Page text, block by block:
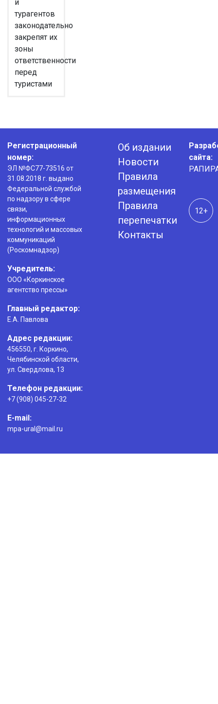
и
турагентов
законодательно
закрепят их
зоны
ответственности
перед
туристами
Регистрационный
номер:
ЭЛ №ФС77-73516 от
31.08.2018 г. выдано
Федеральной службой
по надзору в сфере
связи,
информационных
технологий и массовых
коммуникаций
(Роскомнадзор)
Учредитель:
ООО «Коркинское
агентство прессы»
Главный редактор:
Е.А. Павлова
Адрес редакции:
456550, г. Коркино,
Челябинской области,
ул. Свердлова, 13
Телефон редакции:
+7 (908) 045-27-32
E-mail:
mpa-ural@mail.ru
Об издании
Новости
Правила
размещения
Правила
перепечатки
Контакты
сайта:
12+